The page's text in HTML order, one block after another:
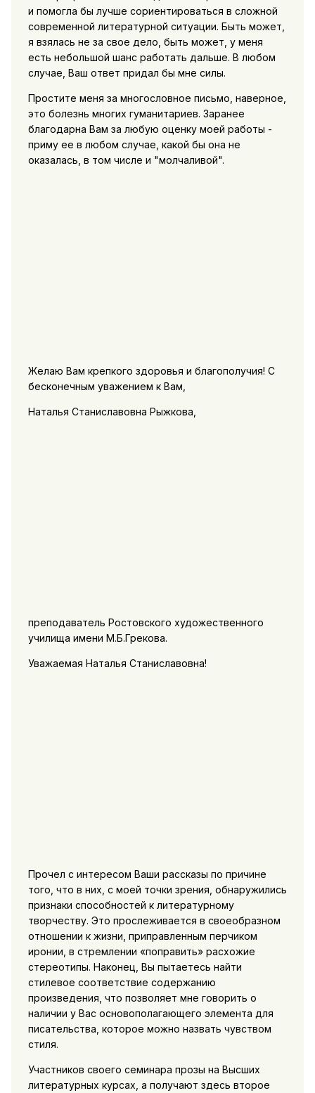
и помогла бы лучше сориентироваться в сложной
современной литературной ситуации. Быть может,
я взялась не за свое дело, быть может, у меня
есть небольшой шанс работать дальше. В любом
случае, Ваш ответ придал бы мне силы.
Простите меня за многословное письмо, наверное,
это болезнь многих гуманитариев. Заранее
благодарна Вам за любую оценку моей работы -
приму ее в любом случае, какой бы она не
оказалась, в том числе и "молчаливой".
Желаю Вам крепкого здоровья и благополучия! С
бесконечным уважением к Вам,
Наталья Станиславовна Рыжкова,
преподаватель Ростовского художественного
училища имени М.Б.Грекова.
Уважаемая Наталья Станиславовна!
Прочел с интересом Ваши рассказы по причине
того, что в них, с моей точки зрения, обнаружились
признаки способностей к литературному
творчеству. Это прослеживается в своеобразном
отношении к жизни, приправленным перчиком
иронии, в стремлении «поправить» расхожие
стереотипы. Наконец, Вы пытаетесь найти
стилевое соответствие содержанию
произведения, что позволяет мне говорить о
наличии у Вас основополагающего элемента для
писательства, которое можно назвать чувством
стиля.
Участников своего семинара прозы на Высших
литературных курсах, а получают здесь второе